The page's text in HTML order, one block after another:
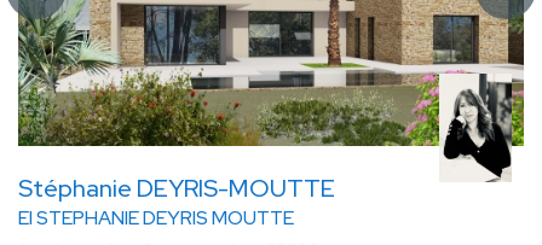
Stéphanie DEYRIS-MOUTTE
EI STEPHANIE DEYRIS MOUTTE